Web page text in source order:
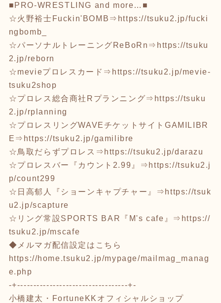
■PRO-WRESTLING and more…■
☆火野裕士Fuckin'BOMB⇒ https://tsuku2.jp/fucki
ngbomb_
☆パーソナルトレーニングReBoRn⇒ https://tsuku
2.jp/reborn
☆mevieプロレスカード⇒ https://tsuku2.jp/mevie-
tsuku2shop
☆プロレス総合商社Rプランニング⇒ https://tsuku
2.jp/rplanning
☆プロレスリングWAVEチケットサイトGAMILIBR
E⇒ https://tsuku2.jp/gamilibre
☆鳥取だらずプロレス⇒ https://tsuku2.jp/darazu
☆プロレスバー『カウント2.99』⇒ https://tsuku2.j
p/count299
☆日高郁人『ショーンキャプチャー』⇒ https://tsuk
u2.jp/scapture
☆リング常設SPORTS BAR『M's cafe』⇒ https://
tsuku2.jp/mscafe
◆メルマガ配信設定はこちら
https://home.tsuku2.jp/mypage/mailmag_manag
e.php
-+----------------------------------+-
小橋建太・FortuneKKオフィシャルショップ